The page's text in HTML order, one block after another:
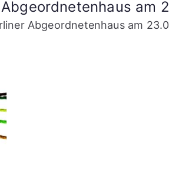
am
Abgeordnetenhaus am